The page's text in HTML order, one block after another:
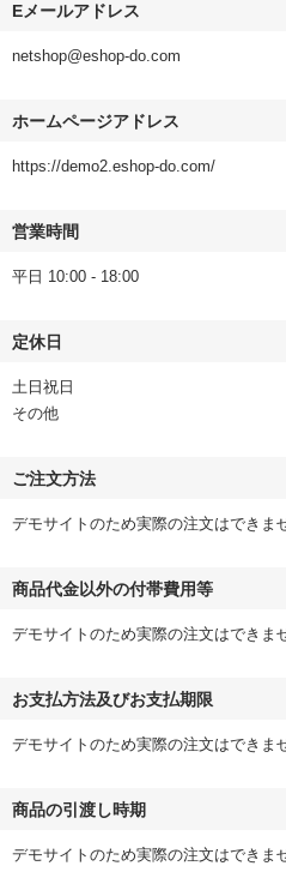
Eメールアドレス
netshop@eshop-do.com
ホームページアドレス
https://demo2.eshop-do.com/
営業時間
平日 10:00 - 18:00
定休日
土日祝日
その他
ご注文方法
デモサイトのため実際の注文はできま
商品代金以外の付帯費用等
デモサイトのため実際の注文はできま
お支払方法及びお支払期限
デモサイトのため実際の注文はできま
商品の引渡し時期
デモサイトのため実際の注文はできま